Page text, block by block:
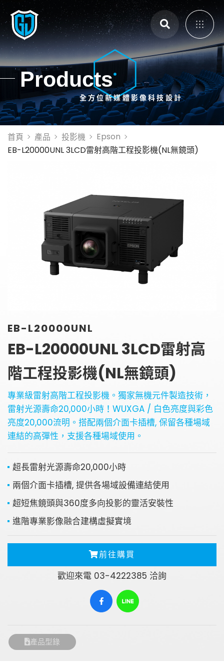
主選單
展覽展示設計
體感互動裝置
大畫面投影拼接
投影設備租賃
金字塔設備租賃
參觀預約
投影機
銀幕
全息金字塔
全息投影
顯示器
Products
全方位新媒體影像科技設計
首頁 產品 投影機
Epson
EB-L20000UNL 3LCD雷射高階工程投影機(NL無鏡頭)
EB-L20000UNL
EB-L20000UNL 3LCD雷射高
階工程投影機(NL無鏡頭)
專業級雷射高階工程投影機。獨家無機元件製造技術，
雷射光源壽命20,000小時！WUXGA / 白色亮度與彩色
亮度20,000流明。搭配兩個介面卡插槽, 保留各種場域
連結的高彈性，支援各種場域使用。
超長雷射光源壽命20,000小時
兩個介面卡插槽, 提供各場域設備連結使用
超短焦鏡頭與360度多向投影的靈活安裝性
進階專業影像融合建構虛擬實境
前往購買
歡迎來電 03-4222385 洽詢
產品型錄